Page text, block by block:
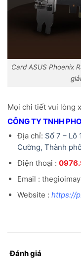
Card ASUS Phoenix
Mọi chi tiết vui lòng
CÔNG TY TNHH
Địa chỉ: Số 7 – Lô
Cường, Thành
Điện thoại :
Email :
Website : https://
Đánh giá